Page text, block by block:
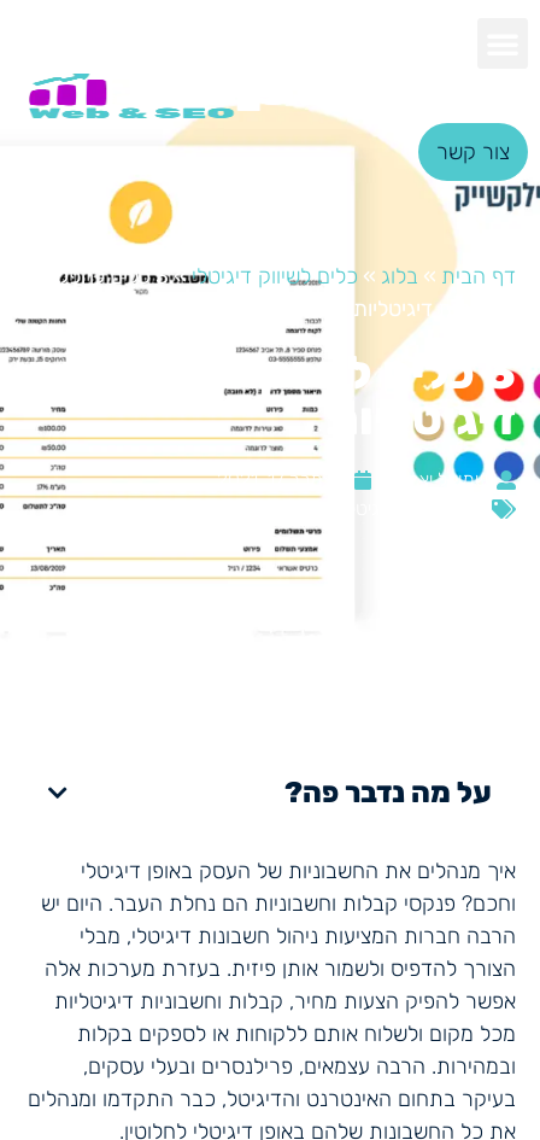
צור קשר
דף הבית » בלוג » כלים לשיווק דיגיטלי» 3 כלים להפקת
חשבוניות דיגיטליות
3 כלים להפקת חשבוניות
דיגיטליות
שמואל יצחק
דצמבר 17, 2021
על מה נדבר פה?
איך מנהלים את החשבוניות של העסק באופן דיגיטלי
וחכם? פנקסי קבלות וחשבוניות הם נחלת העבר. היום יש
הרבה חברות המציעות ניהול חשבונות דיגיטלי, מבלי
הצורך להדפיס ולשמור אותן פיזית. בעזרת מערכות אלה
אפשר להפיק הצעות מחיר, קבלות וחשבוניות דיגיטליות
מכל מקום ולשלוח אותם ללקוחות או לספקים בקלות
ובמהירות. הרבה עצמאים, פרילנסרים ובעלי עסקים,
בעיקר בתחום האינטרנט והדיגיטל, כבר התקדמו ומנהלים
את כל החשבונות שלהם באופן דיגיטלי לחלוטין.